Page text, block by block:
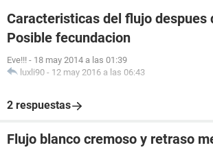
Caracteristicas del flujo despues
Posible fecundacion
Eve!!! - 18 may 2014 a las 01:39
luxli90 - 12 may 2016 a las 06:43
2 respuestas
Flujo blanco cremoso y retraso